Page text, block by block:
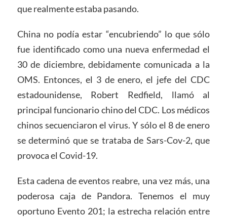
que realmente estaba pasando.
China no podía estar “encubriendo” lo que sólo
fue identificado como una nueva enfermedad el
30 de diciembre, debidamente comunicada a la
OMS. Entonces, el 3 de enero, el jefe del CDC
estadounidense, Robert Redfield, llamó al
principal funcionario chino del CDC. Los médicos
chinos secuenciaron el virus. Y sólo el 8 de enero
se determinó que se trataba de Sars-Cov-2, que
provoca el Covid-19.
Esta cadena de eventos reabre, una vez más, una
poderosa caja de Pandora. Tenemos el muy
oportuno Evento 201; la estrecha relación entre